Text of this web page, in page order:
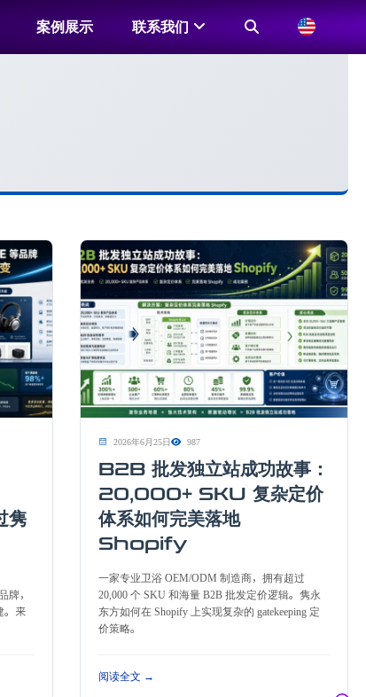
案例展示 联系我们
隽
牌，
。来
2026年6月25日 987
B2B 批发独立站成功故事：
20,000+ SKU 复杂定价
体系如何完美落地
Shopify
一家专业卫浴 OEM/ODM 制造商，拥有超过
20,000 个 SKU 和海量 B2B 批发定价逻辑。隽永
东方如何在 Shopify 上实现复杂的 gatekeeping 定
价策略。
阅读全文 →